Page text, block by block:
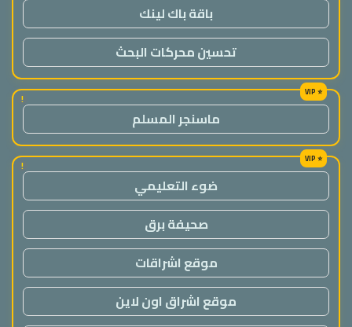
باقة باك لينك
تحسين محركات البحث
!
ماسنجر المسلم
!
ضوء التعليمي
صحيفة برق
موقع اشراقات
موقع اشراق اون لاين